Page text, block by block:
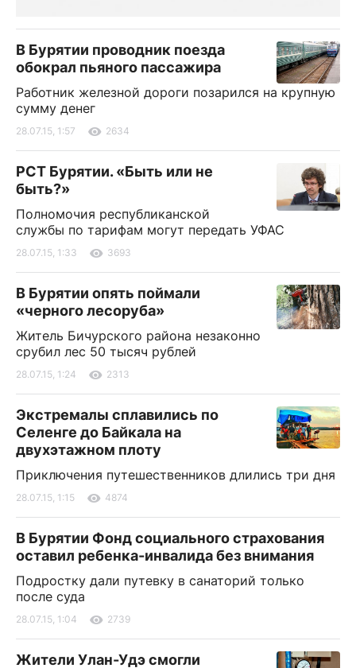
В Бурятии проводник поезда
обокрал пьяного пассажира
Работник железной дороги позарился на крупную
сумму денег
28.07.15, 1:57 2634
РСТ Бурятии. «Быть или не
быть?»
Полномочия республиканской
службы по тарифам могут передать УФАС
28.07.15, 1:33 3693
В Бурятии опять поймали
«черного лесоруба»
Житель Бичурского района незаконно
срубил лес 50 тысяч рублей
28.07.15, 1:24 2313
Экстремалы сплавились по
Селенге до Байкала на
двухэтажном плоту
Приключения путешественников длились три дня
28.07.15, 1:15 4874
В Бурятии Фонд социального страхования
оставил ребенка-инвалида без внимания
Подростку дали путевку в санаторий только
после суда
28.07.15, 1:04 2739
Жители Улан-Удэ смогли